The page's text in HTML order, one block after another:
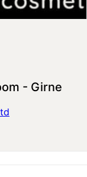
- Girne